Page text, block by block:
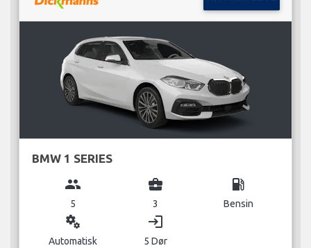
BMW 1 SERIES
group
5
business_center
3
local_gas_station
Bensin
miscellaneous_services
Automatisk
login
5 Dør